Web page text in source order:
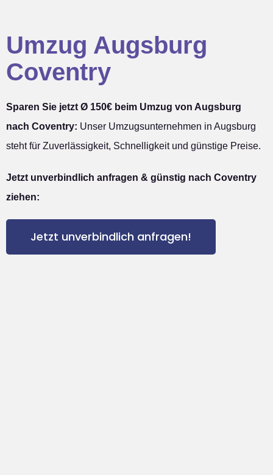
Umzug Augsburg
Coventry
Sparen Sie jetzt Ø 150€ beim Umzug von Augsburg
nach Coventry: Unser Umzugsunternehmen in Augsburg
steht für Zuverlässigkeit, Schnelligkeit und günstige Preise.
Jetzt unverbindlich anfragen & günstig nach Coventry
ziehen:
Jetzt unverbindlich anfragen!